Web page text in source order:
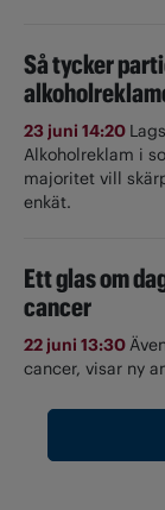
Så tycker
23 juni 14:20
Alkoholreklam i
majoritet vill
enkät.
Ett glas om
cancer
22 juni 13:30
cancer, visar ny